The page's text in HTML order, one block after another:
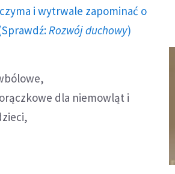
i wytrwale zapominać o
Rozwój duchowy)
dla niemowląt i